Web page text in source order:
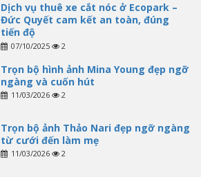
Dịch vụ thuê xe cắt nóc ở Ecopark –
Đức Quyết cam kết an toàn, đúng
tiến độ
07/10/2025 2
Trọn bộ hình ảnh Mina Young đẹp ngỡ
ngàng và cuốn hút
11/03/2026 2
Trọn bộ ảnh Thảo Nari đẹp ngỡ ngàng
từ cưới đến làm mẹ
11/03/2026 2